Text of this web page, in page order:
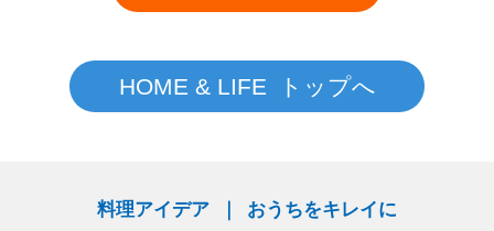
HOME & LIFE トップへ
料理アイデア
おうちをキレイに